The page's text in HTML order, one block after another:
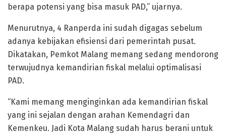
berapa potensi yang bisa masuk PAD,” ujarnya.
Menurutnya, 4 Ranperda ini sudah digagas sebelum
adanya kebijakan efisiensi dari pemerintah pusat.
Dikatakan, Pemkot Malang memang sedang mendorong
terwujudnya kemandirian fiskal melalui optimalisasi
PAD.
“Kami memang menginginkan ada kemandirian fiskal
yang ini sejalan dengan arahan Kemendagri dan
Kemenkeu. Jadi Kota Malang sudah harus berani untuk